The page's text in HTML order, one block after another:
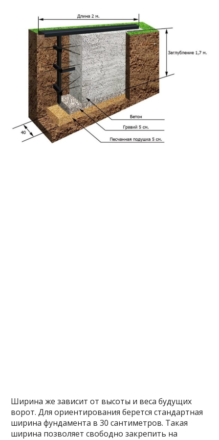
Ширина же зависит от высоты и веса будущих
ворот. Для ориентирования берется стандартная
ширина фундамента в 30 сантиметров. Такая
ширина позволяет свободно закрепить на